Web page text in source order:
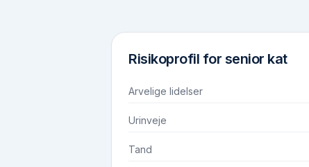
Risikoprofil for senior kat
Arvelige lidelser
Urinveje
Tand